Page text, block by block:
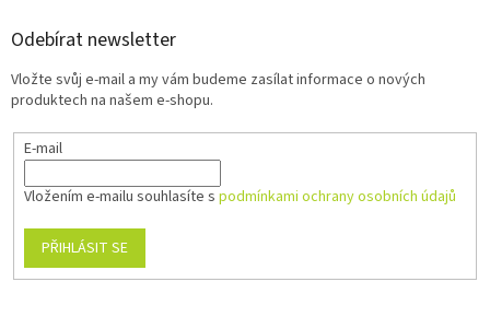
Odebírat newsletter
Vložte svůj e-mail a my vám budeme zasílat informace o nových
produktech na našem e-shopu.
E-mail
Vložením e-mailu souhlasíte s podmínkami ochrany osobních údajů
PŘIHLÁSIT SE